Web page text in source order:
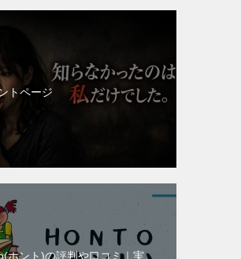
トページ
ホント)の評判や口コミ｜実